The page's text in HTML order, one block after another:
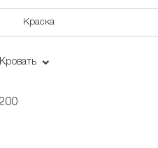
Краска
Кровать